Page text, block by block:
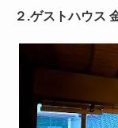
２.ゲストハウス